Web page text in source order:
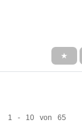
★
1 - 10 von 65